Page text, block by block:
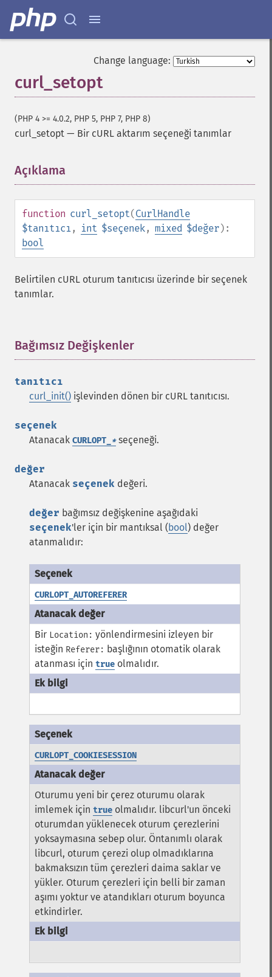
Change language:
curl_setopt
(PHP 4 >= 4.0.2, PHP 5, PHP 7, PHP 8)
curl_setopt — Bir cURL aktarım seçeneği tanımlar
Açıklama
function curl_setopt(CurlHandle
$tanıtıcı, int $seçenek, mixed $değer):
bool
Belirtilen cURL oturum tanıtıcısı üzerinde bir seçenek
tanımlar.
Bağımsız Değişkenler
tanıtıcı
curl_init() işlevinden dönen bir cURL tanıtıcısı.
seçenek
Atanacak CURLOPT_ *seçeneği.
değer
Atanacak seçenek değeri.
değer bağımsız değişkenine aşağıdaki
seçenek'ler için bir mantıksal (bool) değer
atanmalıdır:
CURLOPT_AUTOREFERER
Bir Location: yönlendirmesini izleyen bir
isteğin Referer: başlığının otomatik olarak
atanması için true olmalıdır.
CURLOPT_COOKIESESSION
Oturumu yeni bir çerez oturumu olarak
imlemek için true olmalıdır. libcurl'un önceki
oturumdan yüklenecek oturum çerezlerini
yoksaymasına sebep olur. Öntanımlı olarak
libcurl, oturum çerezi olup olmadıklarına
bakmaksızın tüm çerezleri daima saklar ve
yükler. Oturum çerezleri için belli bir zaman
aşımı yoktur ve atandıkları oturum boyunca
etkindirler.